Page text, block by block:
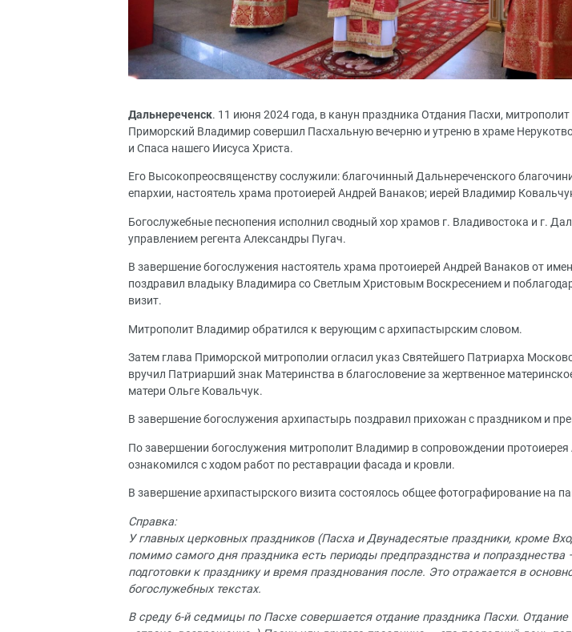
Дальнереченск. 11 июня 2024 года, в канун праздника Отдания Пасхи,
Приморский Владимир совершил Пасхальную вечерню и утреню в храме
и Спаса нашего Иисуса Христа.
Его Высокопреосвященству сослужили: благочинный Дальнереченского
епархии, настоятель храма протоиерей Андрей Ванаков; иерей Владимир
Богослужебные песнопения исполнил сводный хор храмов г. Владивостока и г.
управлением регента Александры Пугач.
В завершение богослужения настоятель храма протоиерей Андрей Ванаков от
поздравил владыку Владимира со Светлым Христовым Воскресением и
визит.
Митрополит Владимир обратился к верующим с архипастырским словом.
Затем глава Приморской митрополии огласил указ Святейшего Патриарха
вручил Патриарший знак Материнства в благословение за жертвенное
матери Ольге Ковальчук.
В завершение богослужения архипастырь поздравил прихожан с праздником и
По завершении богослужения митрополит Владимир в сопровождении
ознакомился с ходом работ по реставрации фасада и кровли.
В завершение архипастырского визита состоялось общее фотографирование на
Справка:
У главных церковных праздников (Пасха и Двунадесятые праздники, кроме
помимо самого дня праздника есть периоды предпразднства и попразднества
подготовки к празднику и время празднования после. Это отражается в
богослужебных текстах.
В среду 6-й седмицы по Пасхе совершается отдание праздника Пасхи. Отдание